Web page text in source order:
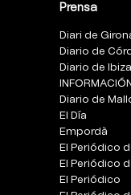
Prensa
Diari de
Diario de
Diario de Ibiza
INFORMACIÓN
Diario de
El Día
Empordà
El Periódico
El Periódico
El Periódico